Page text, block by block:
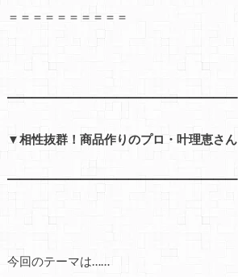
＝＝＝＝＝＝＝＝＝＝
━━━━━━━━━━━━━━━━━━━
▼相性抜群！商品作りのプロ・叶理恵さん
━━━━━━━━━━━━━━━━━━━
今回のテーマは……